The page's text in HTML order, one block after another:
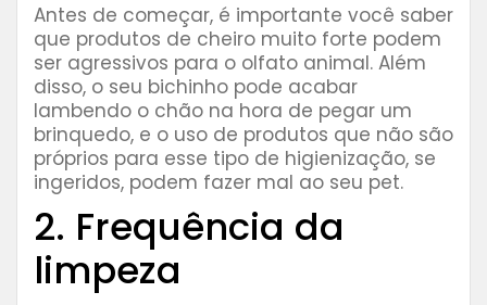
Antes de começar, é importante você saber
que produtos de cheiro muito forte podem
ser agressivos para o olfato animal. Além
disso, o seu bichinho pode acabar
lambendo o chão na hora de pegar um
brinquedo, e o uso de produtos que não são
próprios para esse tipo de higienização, se
ingeridos, podem fazer mal ao seu pet.
2. Frequência da
limpeza